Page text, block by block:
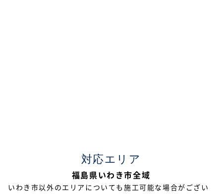
2022年12月
2022年11月
対応エリア
福島県いわき市全域
いわき市以外のエリアについても施工可能な場合がござい